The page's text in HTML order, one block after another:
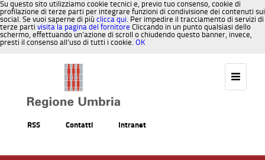
Su questo sito utilizziamo cookie tecnici e, previo tuo consenso, cookie di
profilazione di terze parti per integrare funzioni di condivisione dei contenuti sui
social. Se vuoi saperne di più clicca qui. Per impedire il tracciamento di servizi di
terze parti visita la pagina del fornitore Cliccando in un punto qualsiasi dello
schermo, effettuando un’azione di scroll o chiudendo questo banner, invece,
presti il consenso all’uso di tutti i cookie. OK
RSS Contatti Intranet